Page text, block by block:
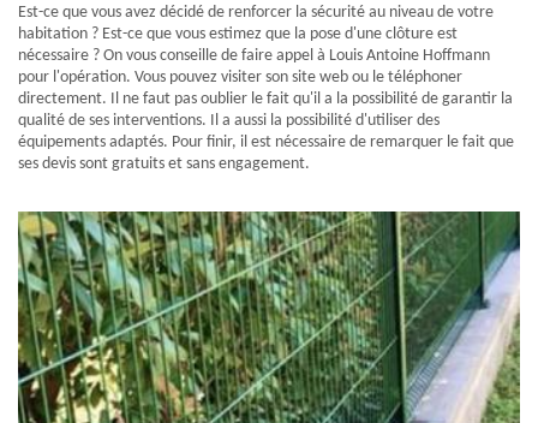
Est-ce que vous avez décidé de renforcer la sécurité au niveau de votre
habitation ? Est-ce que vous estimez que la pose d'une clôture est
nécessaire ? On vous conseille de faire appel à Louis Antoine Hoffmann
pour l'opération. Vous pouvez visiter son site web ou le téléphoner
directement. Il ne faut pas oublier le fait qu'il a la possibilité de garantir la
qualité de ses interventions. Il a aussi la possibilité d'utiliser des
équipements adaptés. Pour finir, il est nécessaire de remarquer le fait que
ses devis sont gratuits et sans engagement.